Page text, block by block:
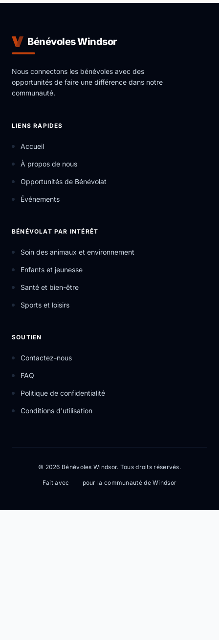
Bénévoles Windsor
Nous connectons les bénévoles avec des
opportunités de faire une différence dans notre
communauté.
LIENS RAPIDES
Accueil
À propos de nous
Opportunités de Bénévolat
Événements
BÉNÉVOLAT PAR INTÉRÊT
Soin des animaux et environnement
Enfants et jeunesse
Santé et bien-être
Sports et loisirs
SOUTIEN
Contactez-nous
FAQ
Politique de confidentialité
Conditions d'utilisation
© 2026 Bénévoles Windsor. Tous droits réservés.
Fait avec pour la communauté de Windsor